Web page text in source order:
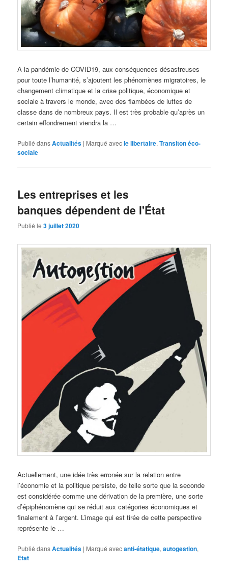
A la pandémie de COVID19, aux conséquences désastreuses
pour toute l’humanité, s’ajoutent les phénomènes migratoires, le
changement climatique et la crise politique, économique et
sociale à travers le monde, avec des flambées de luttes de
classe dans de nombreux pays. Il est très probable qu’après un
certain effondrement viendra la …
Publié dansActualités | Marqué avecle libertaire,Transiton éco-
sociale
Les entreprises et les
banques dépendent de l'État
Publié le3 juillet 2020
Actuellement, une idée très erronée sur la relation entre
l’économie et la politique persiste, de telle sorte que la seconde
est considérée comme une dérivation de la première, une sorte
d’épiphénomène qui se réduit aux catégories économiques et
finalement à l’argent. L’image qui est tirée de cette perspective
représente le …
Publié dansActualités | Marqué avecanti-étatique,autogestion,
Etat